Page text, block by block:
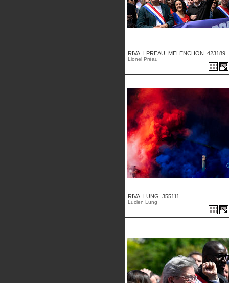
RIVA_LPREAU_MELENCHON_423189
Lionel Préau
RIVA_LUNG_355111
Lucien Lung